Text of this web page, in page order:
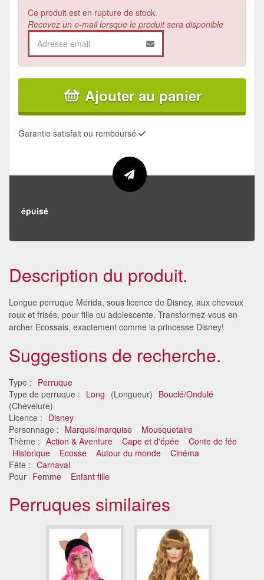
Ce produit est en rupture de stock.
Recevez un e-mail lorsque le produit sera disponible
Ajouter au panier
Garantie satisfait ou remboursé
épuisé
Description du produit.
Longue perruque Mérida, sous licence de Disney, aux cheveux
roux et frisés, pour fille ou adolescente. Transformez-vous en
archer Ecossais, exactement comme la princesse Disney!
Suggestions de recherche.
Type : Perruque
Type de perruque : Long (Longueur) Bouclé/Ondulé
(Chevelure)
Licence : Disney
Personnage : Marquis/marquise
Mousquetaire
Thème : Action & Aventure Cape et d'épée
Conte de fée
Historique
Ecosse Autour du monde
Cinéma
Fête : Carnaval
Pour Femme Enfant fille
Perruques similaires